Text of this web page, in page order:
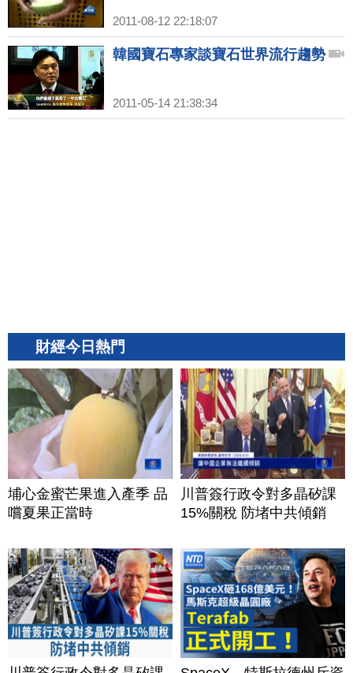
2011-08-12 22:18:07
韓國寶石專家談寶石世界流行趨勢
2011-05-14 21:38:34
財經今日熱門
埔心金蜜芒果進入產季 品
嚐夏果正當時
川普簽行政令對多晶矽課
15%關稅 防堵中共傾銷